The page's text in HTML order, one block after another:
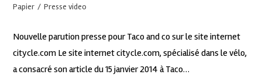
Papier / Presse video
Nouvelle parution presse pour Taco and co sur le site internet
citycle.com Le site internet citycle.com, spécialisé dans le vélo,
a consacré son article du 15 janvier 2014 à Taco…